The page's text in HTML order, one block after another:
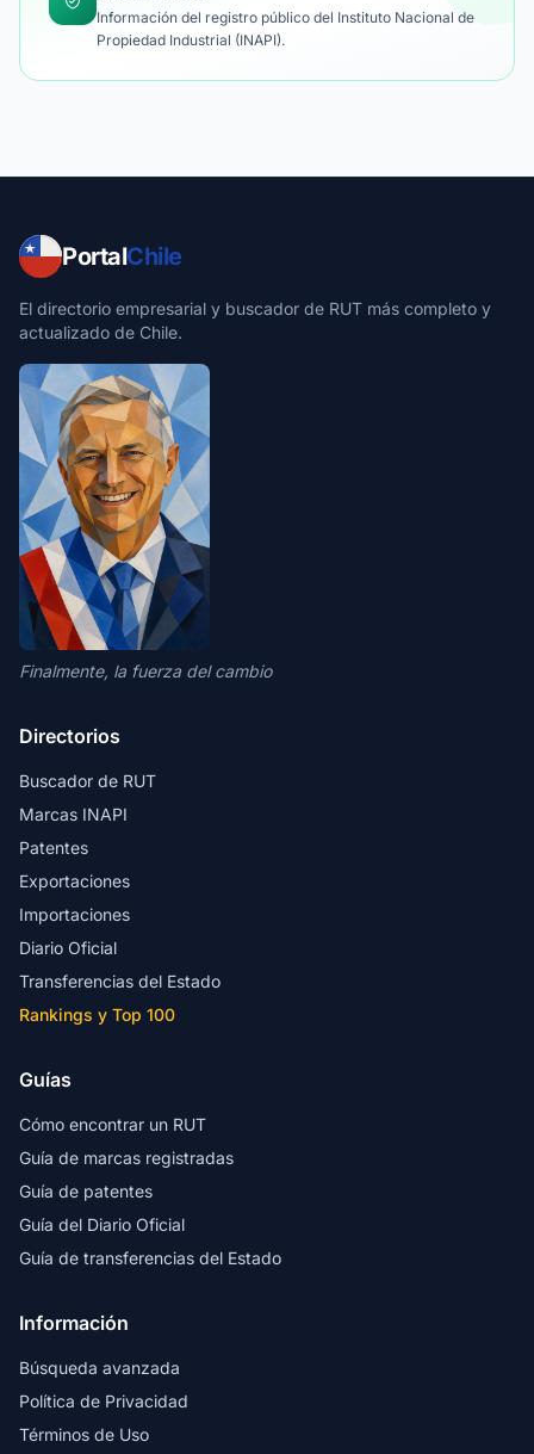
Información del registro público del Instituto Nacional de
Propiedad Industrial (INAPI).
PortalChile
El directorio empresarial y buscador de RUT más completo y
actualizado de Chile.
Finalmente, la fuerza del cambio
Directorios
Buscador de RUT
Marcas INAPI
Patentes
Exportaciones
Importaciones
Diario Oficial
Transferencias del Estado
Rankings y Top 100
Guías
Cómo encontrar un RUT
Guía de marcas registradas
Guía de patentes
Guía del Diario Oficial
Guía de transferencias del Estado
Información
Búsqueda avanzada
Política de Privacidad
Términos de Uso